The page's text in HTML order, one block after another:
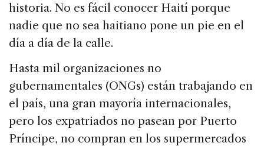
historia. No es fácil conocer Haití porque
nadie que no sea haitiano pone un pie en el
día a día de la calle.
Hasta mil organizaciones no
gubernamentales (ONGs) están trabajando en
el país, una gran mayoría internacionales,
pero los expatriados no pasean por Puerto
Príncipe, no compran en los supermercados